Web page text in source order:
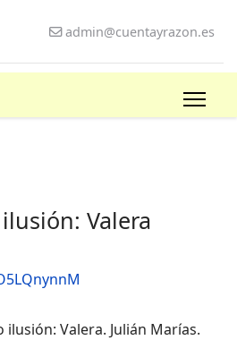
admin@cuentayrazon.es
Valera
Valera. Julián Marías.